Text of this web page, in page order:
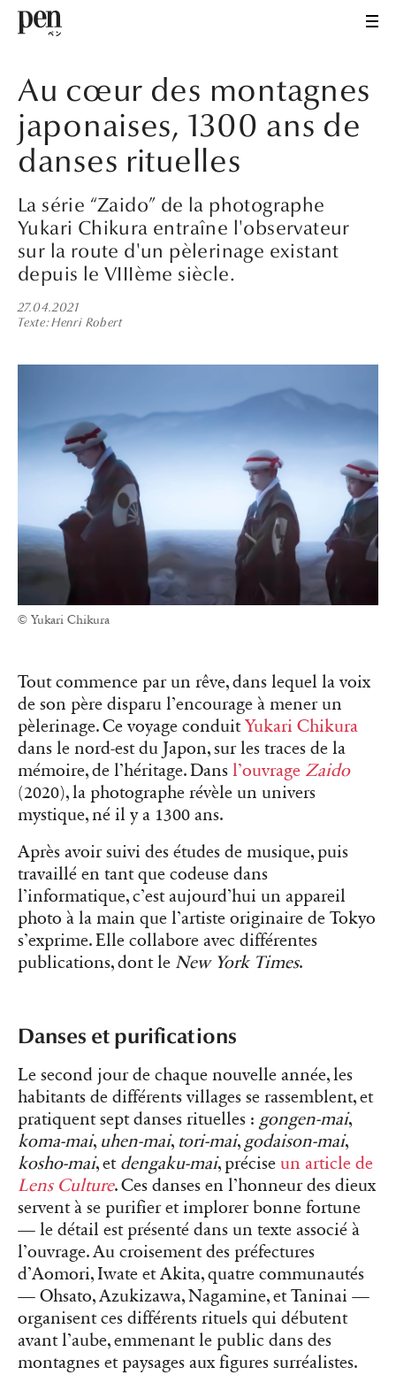
Au cœur des montagnes
japonaises, 1300 ans de
danses rituelles
La série “Zaido” de la photographe
Yukari Chikura entraîne l'observateur
sur la route d'un pèlerinage existant
depuis le VIIIème siècle.
27.04.2021
Texte Henri Robert
© Yukari Chikura
Tout commence par un rêve, dans lequel la voix
de son père disparu l’encourage à mener un
pèlerinage. Ce voyage conduitYukari Chikura
dans le nord-est du Japon, sur les traces de la
mémoire, de l’héritage. Dans l’ouvrage Zaido
(2020), la photographe révèle un univers
mystique, né il y a 1300 ans.
Après avoir suivi des études de musique, puis
travaillé en tant que codeuse dans
l’informatique, c’est aujourd’hui un appareil
photo à la main que l’artiste originaire de Tokyo
s’exprime. Elle collabore avec différentes
publications, dont le New York Times.
Danses et purifications
Le second jour de chaque nouvelle année, les
habitants de différents villages se rassemblent, et
pratiquent sept danses rituelles : gongen-mai,
koma-mai, uhen-mai, tori-mai, godaison-mai,
kosho-mai, et dengaku-mai, précise un article de
Lens Culture. Ces danses en l’honneur des dieux
servent à se purifier et implorer bonne fortune
— le détail est présenté dans un texte associé à
l’ouvrage. Au croisement des préfectures
d’Aomori, Iwate et Akita, quatre communautés
— Ohsato, Azukizawa, Nagamine, et Taninai —
organisent ces différents rituels qui débutent
avant l’aube, emmenant le public dans des
montagnes et paysages aux figures surréalistes.